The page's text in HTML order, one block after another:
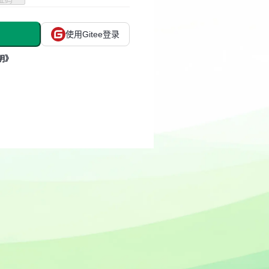
使用Gitee登录
》